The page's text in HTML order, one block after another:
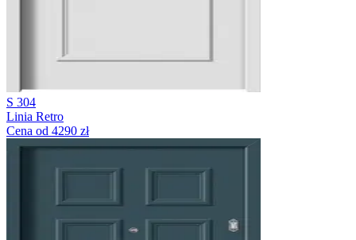
S 304
Linia Retro
Cena od 4290 zł